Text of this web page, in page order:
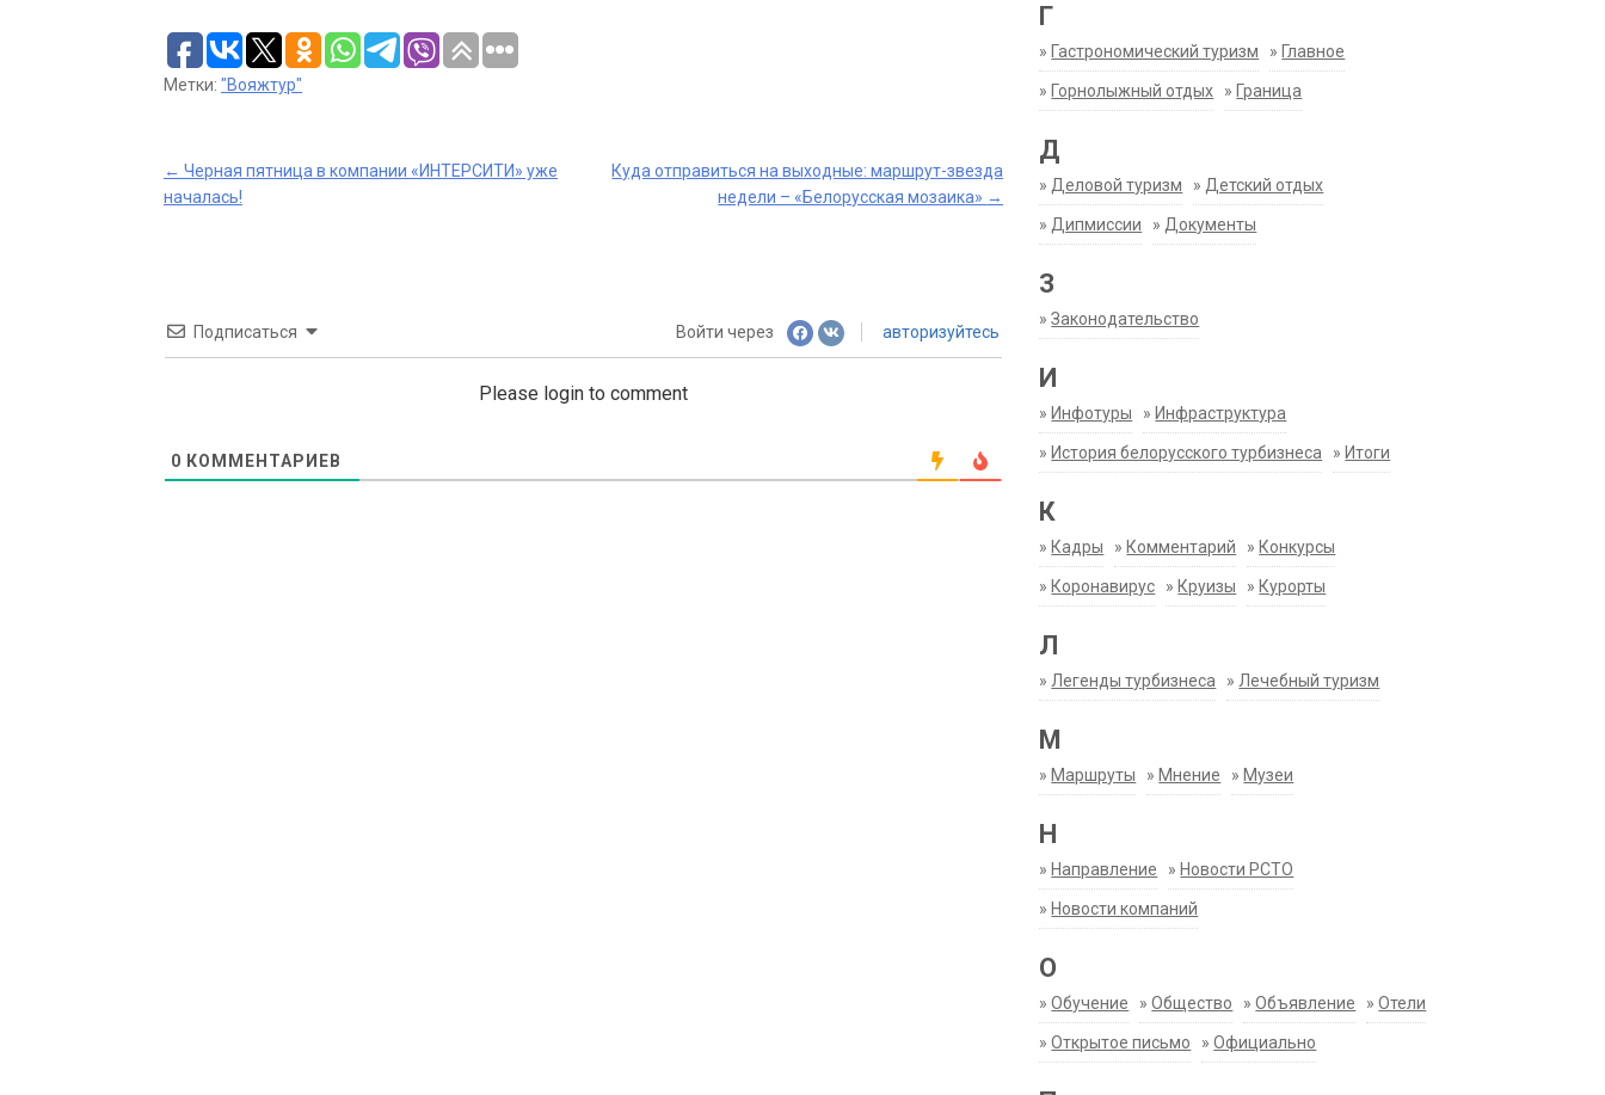
Метки: "Вояжтур"
Post
← Черная пятница в компании «ИНТЕРСИТИ» уже
началась!
Куда отправиться на выходные: маршрут-звезда
недели – «Белорусская мозаика» →
Подписаться Войти через авторизуйтесь
Please login to comment
0 КОММЕНТАРИЕВ
Г
» Гастрономический туризм » Главное
» Горнолыжный отдых » Граница
Д
» Деловой туризм » Детский отдых
» Дипмиссии » Документы
З
»Законодательство
И
» Инфотуры » Инфраструктура
» История белорусского турбизнеса » Итоги
К
» Кадры » Комментарий » Конкурсы
» Коронавирус » Круизы » Курорты
Л
» Легенды турбизнеса » Лечебный туризм
М
» Маршруты » Мнение » Музеи
Н
» Направление » Новости РСТО
» Новости компаний
О
»Обучение »Общество »Объявление »Отели
»Открытое письмо »Официально